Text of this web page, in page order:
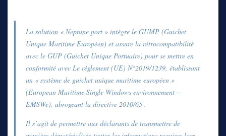
La solution « Neptune port » intègre le GUMP (Guichet
Unique Maritime Européen) et assure la rétrocompatibilité
avec le GUP (Guichet Unique Portuaire) pour se mettre en
conformité avec Le règlement (UE) N°2019/1239, établissant
un « système de guichet unique maritime européen »
(European Maritime Single Windows environnement –
EMSWe), abrogeant la directive 2010/65 .
Il s’agit de permettre aux déclarants de transmettre de